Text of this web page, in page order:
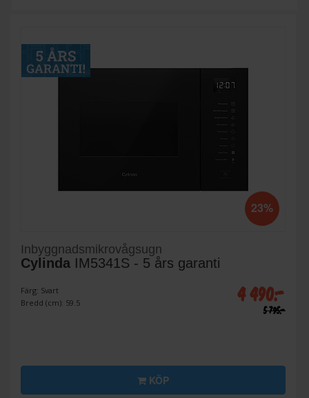
23%
Inbyggnadsmikrovågsugn
Cylinda IM5341S - 5 års garanti
Färg: Svart
Bredd (cm): 59.5
4 490:-
5 795:-
KÖP